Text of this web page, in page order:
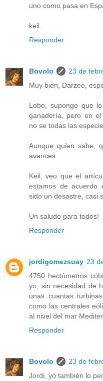
uno como pasa en
keil.
Responder
Bovolo
23 de
Muy bien, Darzee,
Lobo, supongo que
ganadería, pero en el
no se todas las
Aunque quien sabe,
avances.
Keil, veo que el
estamos de acuerdo
sido un desastre, casi
Un saludo para todos!
Responder
jordigomezsuay 23
4750 hectómetros
yo, sin necesidad de
unas cuantas
como las centrales
al nivel del mar
Responder
Bovolo
23 de
Jordi, yo también lo